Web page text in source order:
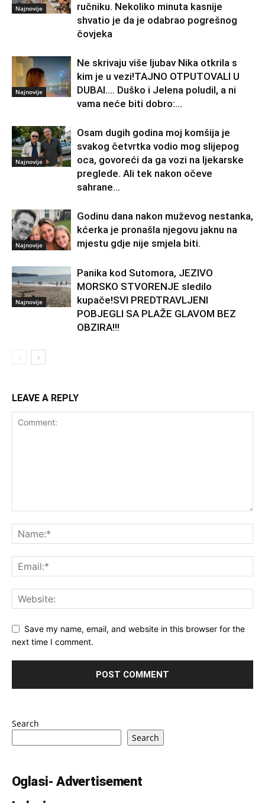
Najnovije
ručniku. Nekoliko minuta kasnije
shvatio je da je odabrao pogrešnog
čovjeka
Najnovije
Ne skrivaju više ljubav Nika otkrila s
kim je u vezi!TAJNO OTPUTOVALI U
DUBAI…. Duško i Jelena poludil, a ni
vama neće biti dobro:...
Najnovije
Osam dugih godina moj komšija je
svakog četvrtka vodio mog slijepog
oca, govoreći da ga vozi na ljekarske
preglede. Ali tek nakon očeve
sahrane...
Najnovije
Godinu dana nakon muževog nestanka,
kćerka je pronašla njegovu jaknu na
mjestu gdje nije smjela biti.
Najnovije
Panika kod Sutomora, JEZIVO
MORSKO STVORENJE sledilo
kupače!SVI PREDTRAVLJENI
POBJEGLI SA PLAŽE GLAVOM BEZ
OBZIRA!!!
LEAVE A REPLY
Save my name, email, and website in this browser for the
next time I comment.
Search
Search
Oglasi- Advertisement